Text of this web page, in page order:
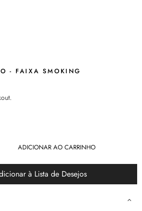
- FAIXA SMOKING
ADICIONAR AO CARRINHO
à Lista de Desejos